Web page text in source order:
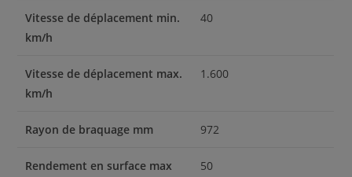
Vitesse de déplacement min.
km/h
40
Vitesse de déplacement max.
km/h
1.600
Rayon de braquage mm 972
Rendement en surface max
50